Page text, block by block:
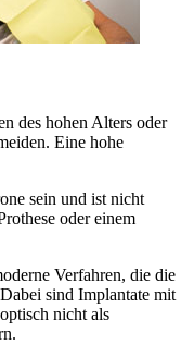
des hohen Alters oder
Eine hohe
sein und ist nicht
oder einem
Verfahren, die die
sind Implantate mit
nicht als